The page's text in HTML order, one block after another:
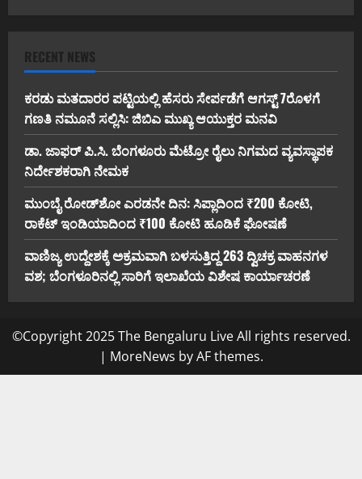
RECENT NEWS
ಕರಡು ಮತದಾರರ ಪಟ್ಟಿಯಲ್ಲಿ ಹೆಸರು ಸೇರ್ಪಡೆಗೆ ಆಗಸ್ಟ್ 7ರೊಳಗೆ
ಗಣತಿ ನಮೂನೆ ಸಲ್ಲಿಸಿ: ಜಿಬಿಎ ಮುಖ್ಯ ಆಯುಕ್ತರ ಮನವಿ
ಡಾ. ಜಾಫರ್ ಪಿ.ಸಿ. ಬೆಂಗಳೂರು ಮೆಟ್ರೋ ರೈಲು ನಿಗಮದ ವ್ಯವಸ್ಥಾಪಕ
ನಿರ್ದೇಶಕರಾಗಿ ನೇಮಕ
ಮುಂಬೈ ರೋಡ್‌ಶೋ ಎರಡನೇ ದಿನ: ಸಿಪ್ಲಾದಿಂದ ₹200 ಕೋಟಿ,
ರಾಕೆಟ್ ಇಂಡಿಯಾದಿಂದ ₹100 ಕೋಟಿ ಹೂಡಿಕೆ ಘೋಷಣೆ
ವಾಣಿಜ್ಯ ಉದ್ದೇಶಕ್ಕೆ ಅಕ್ರಮವಾಗಿ ಬಳಸುತ್ತಿದ್ದ 263 ದ್ವಿಚಕ್ರ ವಾಹನಗಳ
ವಶ; ಬೆಂಗಳೂರಿನಲ್ಲಿ ಸಾರಿಗೆ ಇಲಾಖೆಯ ವಿಶೇಷ ಕಾರ್ಯಾಚರಣೆ
©Copyright 2025 The Bengaluru Live All rights reserved.
| MoreNews by AF themes.